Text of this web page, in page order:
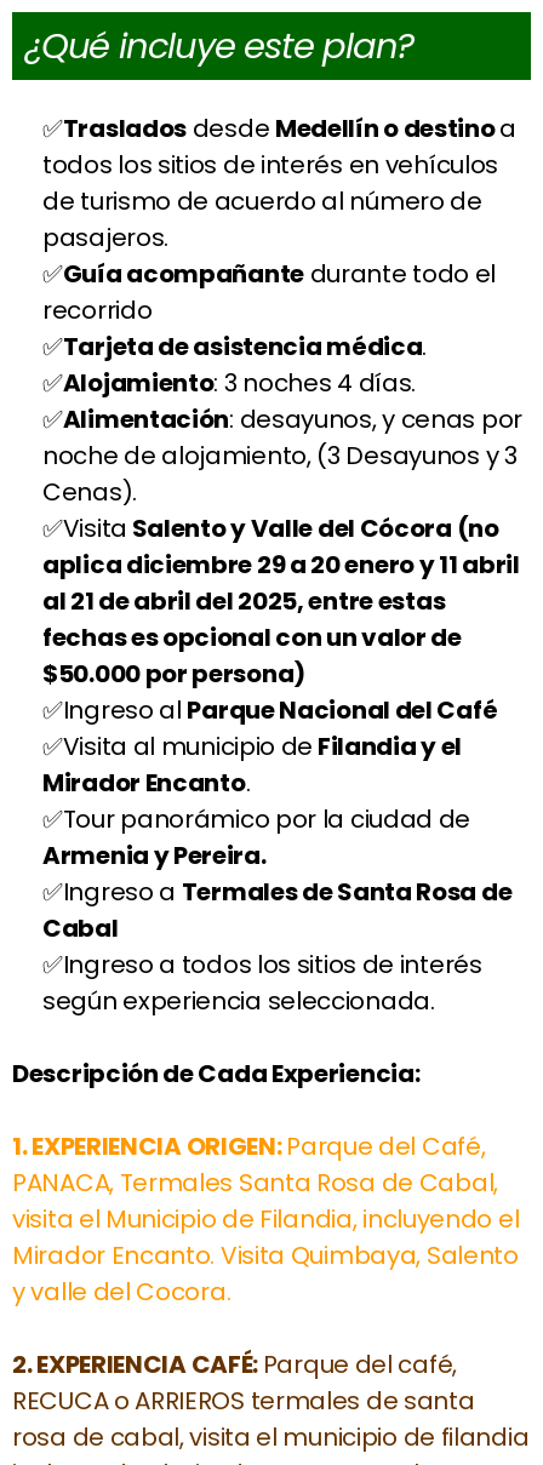
¿Qué incluye este plan?
Traslados desde Medellín o destinoa
todos los sitios de interés en vehículos
de turismo de acuerdo al número de
pasajeros.
Guía acompañantedurante todo el
recorrido
Tarjeta de asistencia médica.
Alojamiento: 3 noches 4 días.
Alimentación: desayunos, y cenas por
noche de alojamiento, (3 Desayunos y 3
Cenas).
Visita Salento y Valle del Cócora (no
aplica diciembre 29 a 20 enero y 11 abril
al 21 de abril del 2025, entre estas
fechas es opcional con un valor de
$50.000 por persona)
Ingreso al Parque Nacional del Café
Visita al municipio de Filandia y el
Mirador Encanto.
Tour panorámico por la ciudad de
Armenia y Pereira.
Ingreso a Termales de Santa Rosa de
Cabal
Ingreso a todos los sitios de interés
según experiencia seleccionada.
Descripción de Cada Experiencia:
1.EXPERIENCIA ORIGEN:Parque del Café,
PANACA, Termales Santa Rosa de Cabal,
visita el Municipio de Filandia, incluyendo el
Mirador Encanto. Visita Quimbaya, Salento
y valle del Cocora.
2.EXPERIENCIA CAFÉ: Parque del café,
RECUCA o ARRIEROS termales de santa
rosa de cabal, visita el municipio de filandia